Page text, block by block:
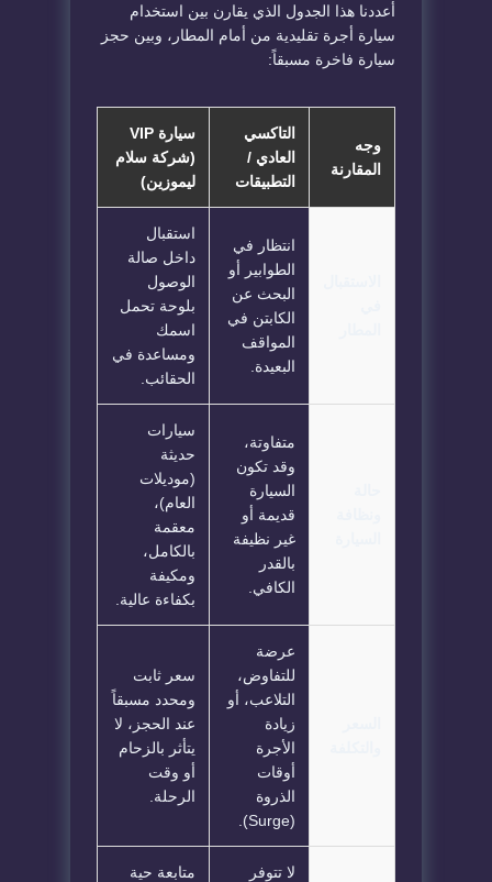
أعددنا هذا الجدول الذي يقارن بين استخدام
سيارة أجرة تقليدية من أمام المطار، وبين حجز
سيارة فاخرة مسبقاً:
وجه
المقارنة
التاكسي
العادي /
التطبيقات
سيارة VIP
(شركة سلام
ليموزين)
انتظار في
الطوابير أو
البحث عن
الكابتن في
المواقف
البعيدة.
استقبال
داخل صالة
الوصول
بلوحة تحمل
اسمك
ومساعدة في
الحقائب.
متفاوتة،
وقد تكون
السيارة
قديمة أو
غير نظيفة
بالقدر
الكافي.
سيارات
حديثة
(موديلات
العام)،
معقمة
بالكامل،
ومكيفة
بكفاءة عالية.
عرضة
للتفاوض،
التلاعب، أو
زيادة
الأجرة
أوقات
الذروة
(Surge).
سعر ثابت
ومحدد مسبقاً
عند الحجز، لا
يتأثر بالزحام
أو وقت
الرحلة.
لا تتوفر
متابعة حية